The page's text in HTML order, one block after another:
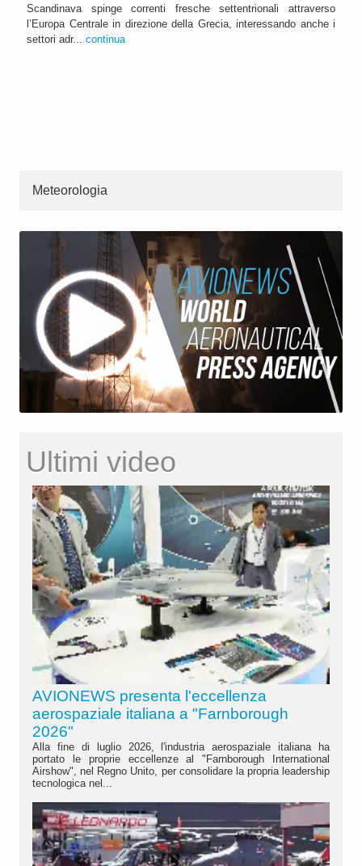
Scandinava spinge correnti fresche settentrionali attraverso
l’Europa Centrale in direzione della Grecia, interessando anche i
settori adr... continua
Meteorologia
Ultimi video
AVIONEWS presenta l'eccellenza
aerospaziale italiana a "Farnborough
2026"
Alla fine di luglio 2026, l'industria aerospaziale italiana ha
portato le proprie eccellenze al "Farnborough International
Airshow", nel Regno Unito, per consolidare la propria leadership
tecnologica nel...